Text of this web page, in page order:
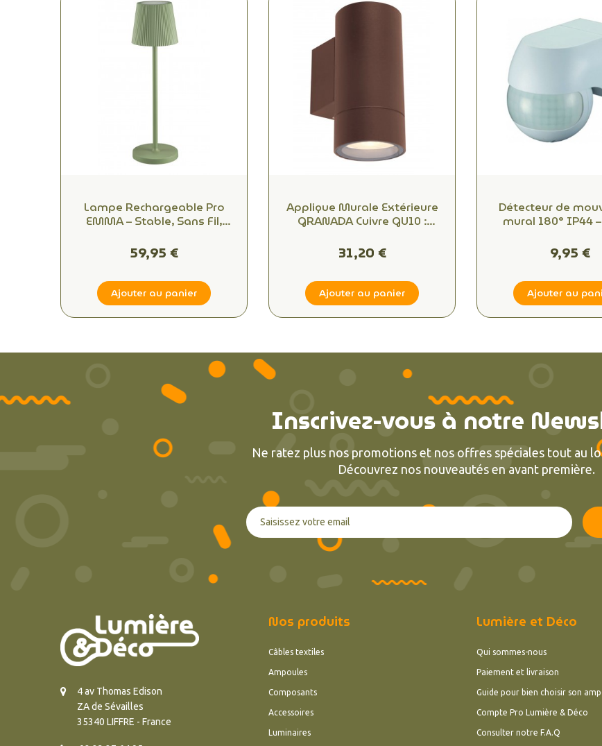
Lampe Rechargeable Pro
EMMA – Stable, Sans Fil,
59,95 €
Ajouter au panier
Applique Murale Extérieure
GRANADA Cuivre GU10 :
Espace en Toute Simplicité
31,20 €
Ajouter au panier
Détecteur de
mural 180° IP44
Extérieur
9,95 €
Ajouter au
Inscrivez-vous à notre
Ne ratez plus nos promotions et nos offres spéciales tout au
Découvrez nos nouveautés en avant première.
4 av Thomas Edison
ZA de Sévailles
35340 LIFFRE - France
Nos produits
Câbles textiles
Ampoules
Composants
Accessoires
Luminaires
Lumière et Déco
Qui sommes-nous
Paiement et livraison
Guide pour bien choisir son
Compte Pro Lumière & Déco
Consulter notre F.A.Q